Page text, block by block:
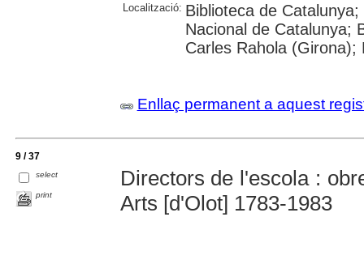
Localització: Biblioteca de
Nacional de Catalunya;
Carles Rahola
Enllaç permanent a aquest
9 / 37
select
print
Directors de l'escola :
Arts [d'Olot] 1783-1983